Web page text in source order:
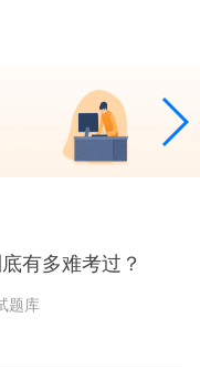
有多难考过？
题库